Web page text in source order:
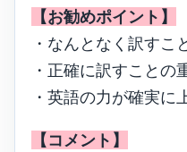
【お勧めポイント】
・なんとなく訳すこ
・正確に訳すことの
・英語の力が確実に
【コメント】